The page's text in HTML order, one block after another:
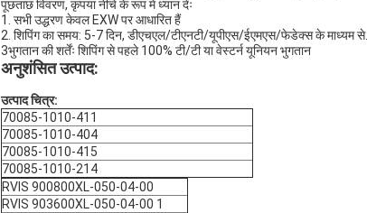
पूछताछ विवरण, कृपया नीचे के रूप में ध्यान देंः
1. सभी उद्धरण केवल EXW पर आधारित हैं
2. शिपिंग का समय: 5-7 दिन, डीएचएल/टीएनटी/यूपीएस/ईएमएस/फेडेक्स के माध्यम से..
3भुगतान की शर्तेंः शिपिंग से पहले 100% टी/टी या वेस्टर्न यूनियन भुगतान
अनुशंसित उत्पाद:
उत्पाद चित्र:
70085-1010-411
70085-1010-404
70085-1010-415
70085-1010-214
RVIS 900800XL-050-04-00
RVIS 903600XL-050-04-00 1